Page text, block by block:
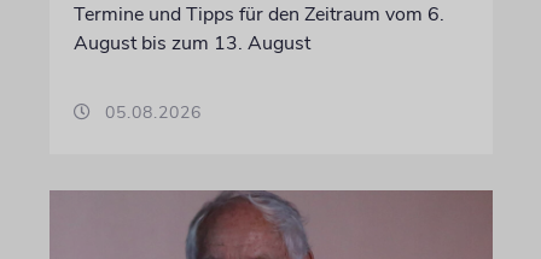
Termine und Tipps für den Zeitraum vom 6.
August bis zum 13. August
05.08.2026